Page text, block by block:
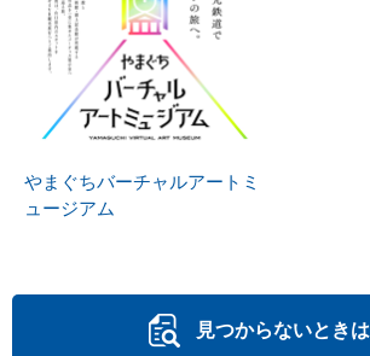
やまぐちバーチャルアートミ
ュージアム
見つからないときは